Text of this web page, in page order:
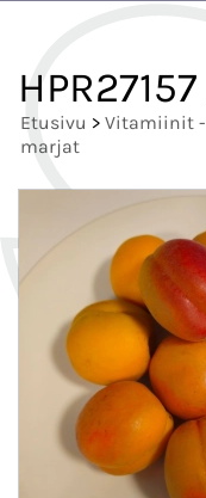
Etusivu > Vitamiinit
marjat